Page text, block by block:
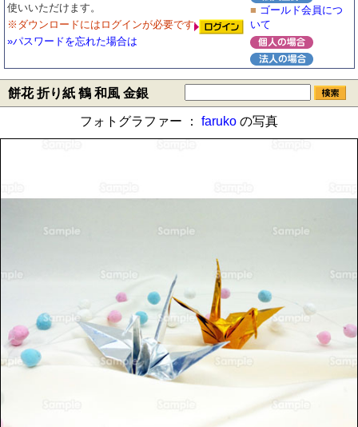
使いいただけます。
※ダウンロードにはログインが必要です
»パスワードを忘れた場合は
■ ゴールド会員につ
いて
餅花 折り紙 鶴 和風 金銀
フォトグラファー ： faruko の写真